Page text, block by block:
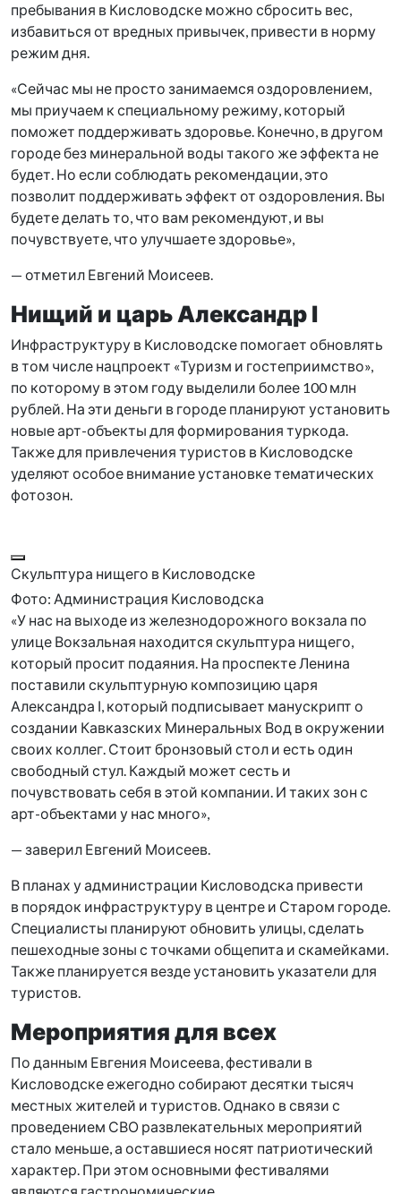
пребывания в Кисловодске можно сбросить вес,
избавиться от вредных привычек, привести в норму
режим дня.
«Сейчас мы не просто занимаемся оздоровлением,
мы приучаем к специальному режиму, который
поможет поддерживать здоровье. Конечно, в другом
городе без минеральной воды такого же эффекта не
будет. Но если соблюдать рекомендации, это
позволит поддерживать эффект от оздоровления. Вы
будете делать то, что вам рекомендуют, и вы
почувствуете, что улучшаете здоровье»,
— отметил Евгений Моисеев.
Нищий и царь Александр І
Инфраструктуру в Кисловодске помогает обновлять
в том числе нацпроект «Туризм и гостеприимство»,
по которому в этом году выделили более 100 млн
рублей. На эти деньги в городе планируют установить
новые арт-объекты для формирования туркода.
Также для привлечения туристов в Кисловодске
уделяют особое внимание установке тематических
фотозон.
Скульптура нищего в Кисловодске
Фото: Администрация Кисловодска
«У нас на выходе из железнодорожного вокзала по
улице Вокзальная находится скульптура нищего,
который просит подаяния. На проспекте Ленина
поставили скульптурную композицию царя
Александра І, который подписывает манускрипт о
создании Кавказских Минеральных Вод в окружении
своих коллег. Стоит бронзовый стол и есть один
свободный стул. Каждый может сесть и
почувствовать себя в этой компании. И таких зон с
арт-объектами у нас много»,
— заверил Евгений Моисеев.
В планах у администрации Кисловодска привести
в порядок инфраструктуру в центре и Старом городе.
Специалисты планируют обновить улицы, сделать
пешеходные зоны с точками общепита и скамейками.
Также планируется везде установить указатели для
туристов.
Мероприятия для всех
По данным Евгения Моисеева, фестивали в
Кисловодске ежегодно собирают десятки тысяч
местных жителей и туристов. Однако в связи с
проведением СВО развлекательных мероприятий
стало меньше, а оставшиеся носят патриотический
характер. При этом основными фестивалями